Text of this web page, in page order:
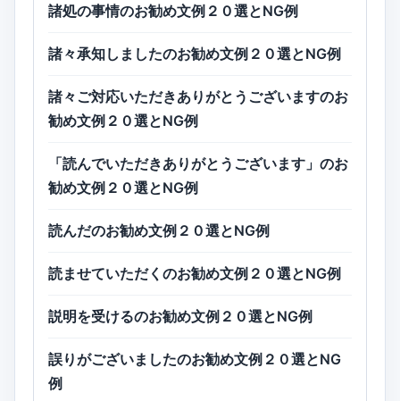
諸処の事情のお勧め文例２０選とNG例
諸々承知しましたのお勧め文例２０選とNG例
諸々ご対応いただきありがとうございますのお
勧め文例２０選とNG例
「読んでいただきありがとうございます」のお
勧め文例２０選とNG例
読んだのお勧め文例２０選とNG例
読ませていただくのお勧め文例２０選とNG例
説明を受けるのお勧め文例２０選とNG例
誤りがございましたのお勧め文例２０選とNG
例